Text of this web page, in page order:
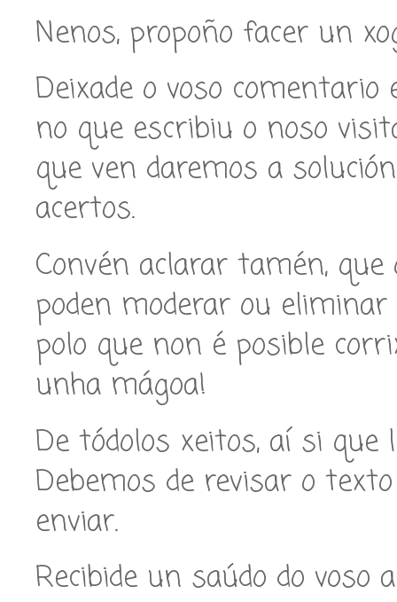
Nenos, propoño facer un
Deixade o voso
no que escribiu o noso
que ven daremos a
acertos.
Convén aclarar tamén,
poden moderar ou
polo que non é posible
unha mágoa!
De tódolos xeitos, aí si que
Debemos de revisar o
enviar.
Recibide un saúdo do voso